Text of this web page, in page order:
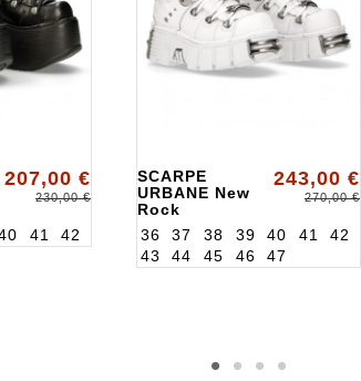
207,00 €
230,00 €
41 42
SCARPE
URBANE New
Rock
ALK120NS24
243,00 €
270,00 €
36 37 38 39 40 41
42
43
44 45 46 47